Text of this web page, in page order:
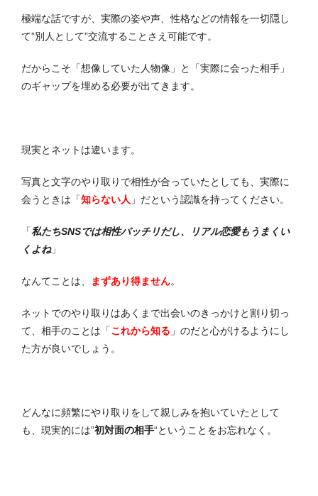
極端な話ですが、実際の姿や声、性格などの情報を一切隠し
て”別人として”交流することさえ可能です。
だからこそ「想像していた人物像」と「実際に会った相手」
のギャップを埋める必要が出てきます。
現実とネットは違います。
写真と文字のやり取りで相性が合っていたとしても、 実際に
会うときは「知らない人 」だという認識を持ってください。
「私たちSNSでは相性バッチリだし、リアル恋愛もうまくい
くよね」
なんてことは、 まずあり得ません。
ネットでのやり取りはあくまで出会いのきっかけと割り切っ
て、相手のことは 「これから知る 」 のだと心がけるようにし
た方が良いでしょう。
どんなに頻繁にやり取りをして親しみを抱いていたとして
も、現実的には”初対面の相手“ということをお忘れなく。